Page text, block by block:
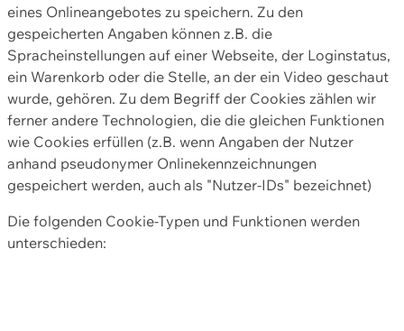
eines Onlineangebotes zu speichern. Zu den
gespeicherten Angaben können z.B. die
Spracheinstellungen auf einer Webseite, der Loginstatus,
ein Warenkorb oder die Stelle, an der ein Video geschaut
wurde, gehören. Zu dem Begriff der Cookies zählen wir
ferner andere Technologien, die die gleichen Funktionen
wie Cookies erfüllen (z.B. wenn Angaben der Nutzer
anhand pseudonymer Onlinekennzeichnungen
gespeichert werden, auch als "Nutzer-IDs" bezeichnet)
Die folgenden Cookie-Typen und Funktionen werden
unterschieden: